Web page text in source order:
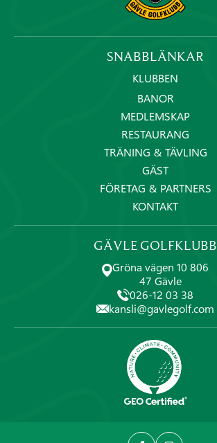
SNABBLÄNKAR
KLUBBEN
BANOR
MEDLEMSKAP
RESTAURANG
TRÄNING & TÄVLING
GÄST
FÖRETAG & PARTNERS
KONTAKT
GÄVLE GOLFKLUBB
Gröna vägen 10 806
47 Gävle
026-12 03 38
kansli@gavlegolf.com